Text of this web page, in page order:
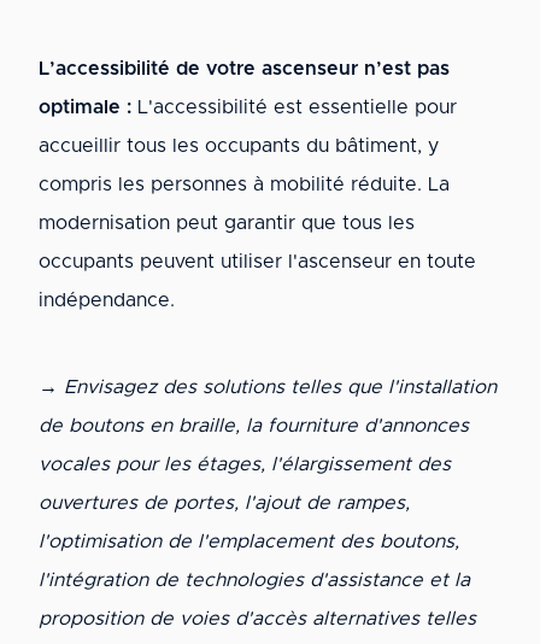
L’accessibilité de votre ascenseur n’est pas
optimale : L'accessibilité est essentielle pour
accueillir tous les occupants du bâtiment, y
compris les personnes à mobilité réduite. La
modernisation peut garantir que tous les
occupants peuvent utiliser l'ascenseur en toute
indépendance.
→ Envisagez des solutions telles que l'installation
de boutons en braille, la fourniture d'annonces
vocales pour les étages, l'élargissement des
ouvertures de portes, l'ajout de rampes,
l'optimisation de l'emplacement des boutons,
l'intégration de technologies d'assistance et la
proposition de voies d'accès alternatives telles